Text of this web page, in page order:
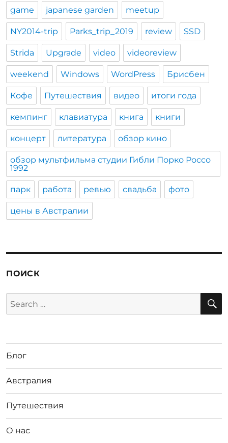
game japanese garden meetup
NY2014-trip Parks_trip_2019 review SSD
Strida Upgrade video videoreview
weekend Windows WordPress Брисбен
Кофе Путешествия видео итоги года
кемпинг клавиатура книга книги
концерт литература обзор кино
обзор мультфильма студии Гибли Порко Россо
1992
парк работа ревью свадьба фото
цены в Австралии
ПОИСК
Search
for:
Блог
Австралия
Путешествия
О нас